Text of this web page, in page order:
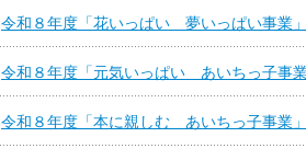
令和８年度「花いっぱい 夢いっぱい事業
令和８年度「元気いっぱい あいちっ子事
令和８年度「本に親しむ あいちっ子事業